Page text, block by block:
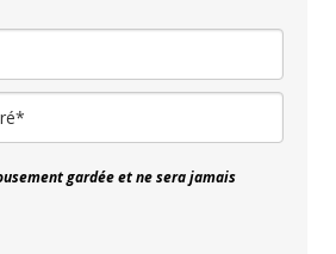
gardée et ne sera jamais